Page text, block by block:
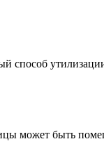
способ
может быть